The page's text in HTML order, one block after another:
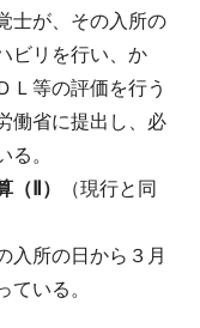
士が、その入所の
ビリを行い、か
Ｌ等の評価を行う
働省に提出し、必
る。
Ⅱ）
（現行と同
入所の日から３月
ている。